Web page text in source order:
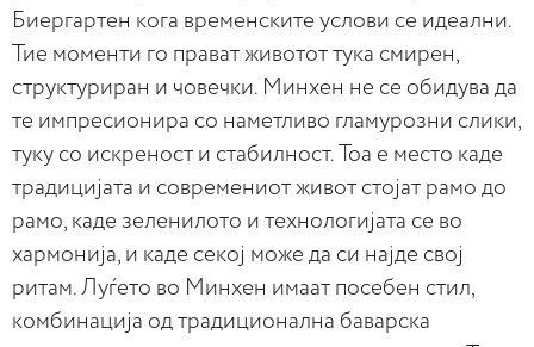
Биергартен кога временските услови се идеални.
Тие моменти го прават животот тука смирен,
структуриран и човечки. Минхен не се обидува да
те импресионира со наметливо гламурозни слики,
туку со искреност и стабилност. Тоа е место каде
традицијата и современиот живот стојат рамо до
рамо, каде зеленилото и технологијата се во
хармонија, и каде секој може да си најде свој
ритам. Луѓето во Минхен имаат посебен стил,
комбинација од традиционална баварска